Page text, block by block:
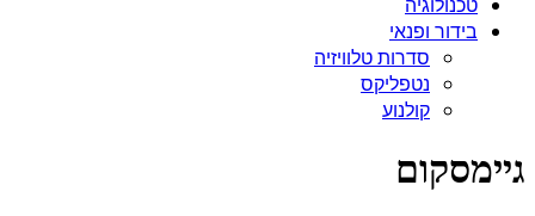
בידור ופנאי
סדרות טלוויזיה
נטפליקס
קולנוע
גיימסקום